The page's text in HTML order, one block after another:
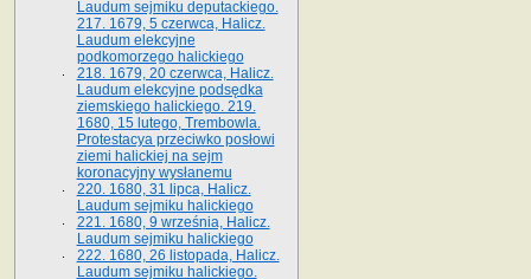
Laudum sejmiku deputackiego.
217. 1679, 5 czerwca, Halicz.
Laudum elekcyjne
podkomorzego halickiego
218. 1679, 20 czerwca, Halicz.
Laudum elekcyjne podsędka
ziemskiego halickiego. 219.
1680, 15 lutego, Trembowla.
Protestacya przeciwko posłowi
ziemi halickiej na sejm
koronacyjny wysłanemu
220. 1680, 31 lipca, Halicz.
Laudum sejmiku halickiego
221. 1680, 9 września, Halicz.
Laudum sejmiku halickiego
222. 1680, 26 listopada, Halicz.
Laudum sejmiku halickiego.